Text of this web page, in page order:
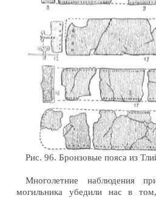
Рис. 96. Бронзовые пояса из
Многолетние наблюдения
могильника убедили нас в